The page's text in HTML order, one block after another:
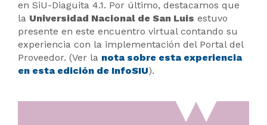
en SiU-Diaguita 4.1. Por último, destacamos que
la Universidad Nacional de San Luis estuvo
presente en este encuentro virtual contando su
experiencia con la implementación del Portal del
Proveedor. (Ver la nota sobre esta experiencia
en esta edición de InfoSIU).